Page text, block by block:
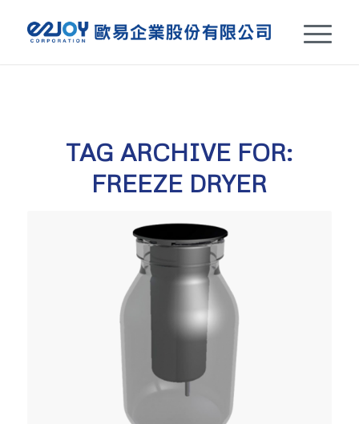
TAG ARCHIVE FOR:
FREEZE DRYER